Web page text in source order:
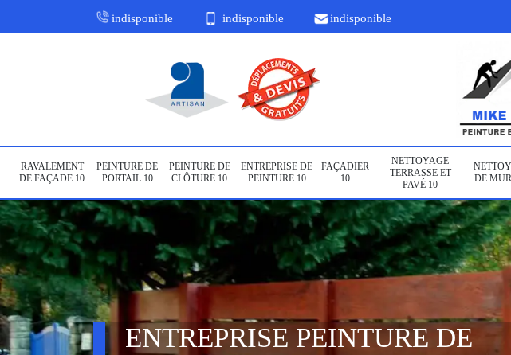
indisponible indisponible indisponible
RAVALEMENT
DE FAÇADE 10
PEINTURE DE
PORTAIL 10
PEINTURE DE
CLÔTURE 10
ENTREPRISE DE
PEINTURE 10
FAÇADIER
10
NETTOYAGE
TERRASSE ET
PAVÉ 10
DE
ENTREPRISE PEINTURE DE